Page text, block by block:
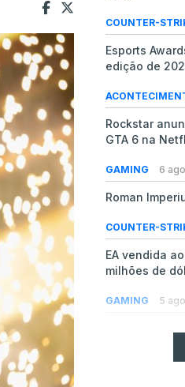
COUNTER-
Esports
edição de
Rockstar
GTA 6 na
GAMING 6
Roman
COUNTER-
EA vendida
milhões de
GAMING 5